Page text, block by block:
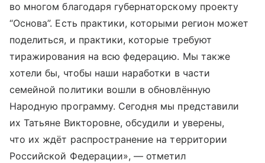
во многом благодаря губернаторскому проекту
“Основа”. Есть практики, которыми регион может
поделиться, и практики, которые требуют
тиражирования на всю федерацию. Мы также
хотели бы, чтобы наши наработки в части
семейной политики вошли в обновлённую
Народную программу. Сегодня мы представили
их Татьяне Викторовне, обсудили и уверены,
что их ждёт распространение на территории
Российской Федерации», — отметил